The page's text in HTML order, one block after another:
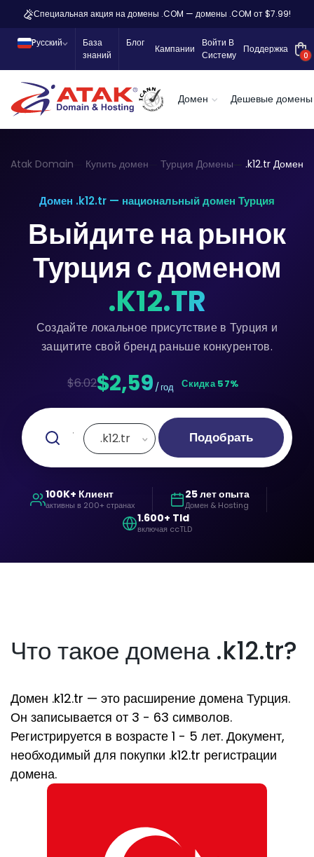
Специальная акция на домены .COM — домены .COM от $7.99!
Pусский
База
знаний
Блог
Кампании
Войти В
Систему
Поддержка
0
Домен Дешевые домены
Atak Domain Купить домен Турция Домены .k12.tr Домен
Домен .k12.tr — национальный домен Турция
Выйдите на рынок
Турция с доменом
.K12.TR
Создайте локальное присутствие в Турция и
защитите свой бренд раньше конкурентов.
$6.02$2,59 / год Скидка 57%
.k12.tr Подобрать
100K+ Клиент
активны в 200+ странах
25 лет опыта
Домен & Hosting
1.600+ Tld
включая ccTLD
Что такое домена .k12.tr?
Домен .k12.tr — это расширение домена Турция.
Он записывается от 3 - 63 символов.
Регистрируется в возрасте 1 - 5 лет. Документ,
необходимый для покупки .k12.tr регистрации
домена.